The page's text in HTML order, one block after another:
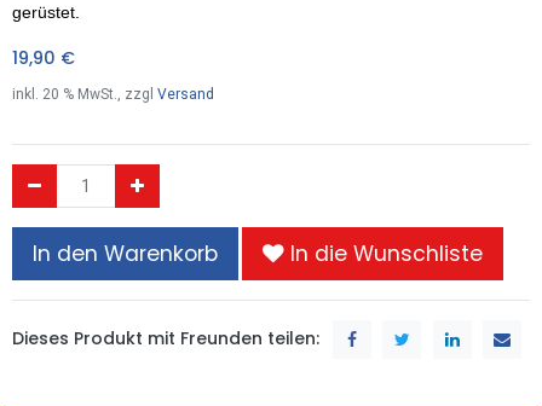
gerüstet.
19,90 €
inkl. 20 % MwSt., zzgl Versand
In den Warenkorb In die Wunschliste
Dieses Produkt mit Freunden teilen: